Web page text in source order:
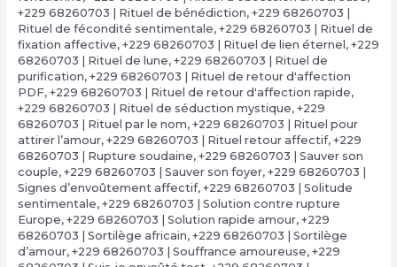
+229 68260703 | Rituel de bénédiction, +229 68260703 |
Rituel de fécondité sentimentale, +229 68260703 | Rituel de
fixation affective, +229 68260703 | Rituel de lien éternel , +229
68260703 | Rituel de lune, +229 68260703 | Rituel de
purification, +229 68260703 | Rituel de retour d'affection
PDF, +229 68260703 | Rituel de retour d'affection rapide,
+229 68260703 | Rituel de séduction mystique, +229
68260703 | Rituel par le nom, +229 68260703 | Rituel pour
attirer l’amour, +229 68260703 | Rituel retour affectif, +229
68260703 | Rupture soudaine, +229 68260703 | Sauver son
couple, +229 68260703 | Sauver son foyer, +229 68260703 |
Signes d’envoûtement affectif, +229 68260703 | Solitude
sentimentale, +229 68260703 | Solution contre rupture
Europe, +229 68260703 | Solution rapide amour, +229
68260703 | Sortilège africain, +229 68260703 | Sortilège
d’amour, +229 68260703 | Souffrance amoureuse, +229